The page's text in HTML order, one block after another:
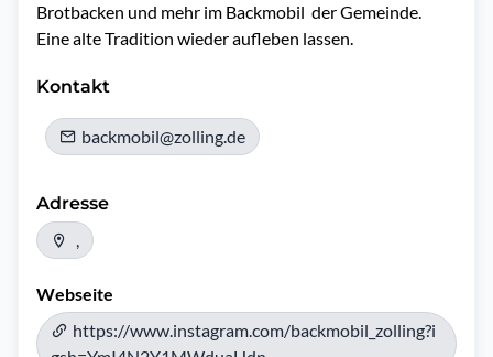
Brotbacken und mehr im Backmobil  der Gemeinde.
Eine alte Tradition wieder aufleben lassen.
Kontakt
backmobil@zolling.de
Adresse
,
Webseite
https://www.instagram.com/backmobil_zolling?i